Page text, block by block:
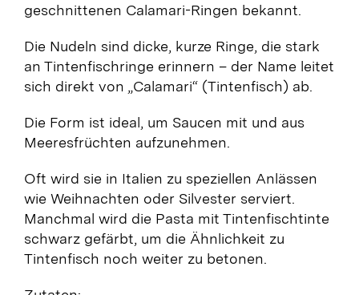
geschnittenen Calamari-Ringen bekannt.
Die Nudeln sind dicke, kurze Ringe, die stark
an Tintenfischringe erinnern – der Name leitet
sich direkt von „Calamari“ (Tintenfisch) ab.
Die Form ist ideal, um Saucen mit und aus
Meeresfrüchten aufzunehmen.
Oft wird sie in Italien zu speziellen Anlässen
wie Weihnachten oder Silvester serviert.
Manchmal wird die Pasta mit Tintenfischtinte
schwarz gefärbt, um die Ähnlichkeit zu
Tintenfisch noch weiter zu betonen.